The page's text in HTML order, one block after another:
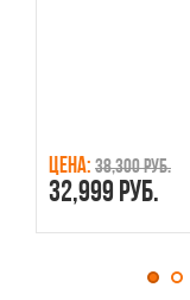
Цена: 38,300 руб.
32,999 руб.